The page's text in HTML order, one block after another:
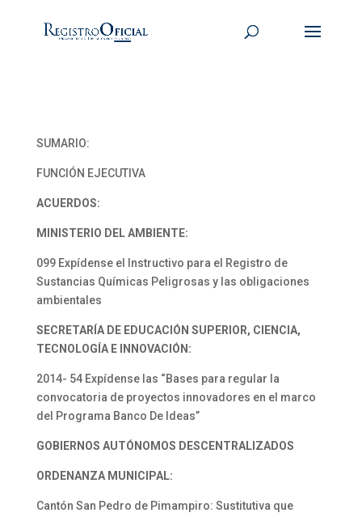
SUMARIO:
FUNCIÓN EJECUTIVA
ACUERDOS:
MINISTERIO DEL AMBIENTE:
099 Expídense el Instructivo para el Registro de
Sustancias Químicas Peligrosas y las obligaciones
ambientales
SECRETARÍA DE EDUCACIÓN SUPERIOR, CIENCIA,
TECNOLOGÍA E INNOVACIÓN:
2014- 54 Expídense las “Bases para regular la
convocatoria de proyectos innovadores en el marco
del Programa Banco De Ideas”
GOBIERNOS AUTÓNOMOS DESCENTRALIZADOS
ORDENANZA MUNICIPAL:
Cantón San Pedro de Pimampiro: Sustitutiva que